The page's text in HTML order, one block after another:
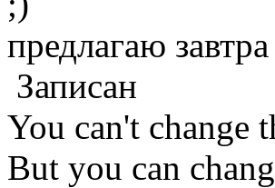
предлагаю
Записан
You can't change
But you can